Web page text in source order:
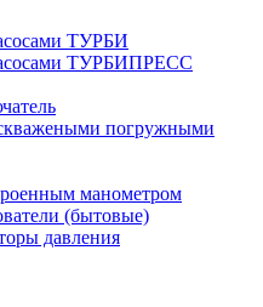
ТУРБИ
ТУРБИПРЕСС
погружными
манометром
(бытовые)
давления